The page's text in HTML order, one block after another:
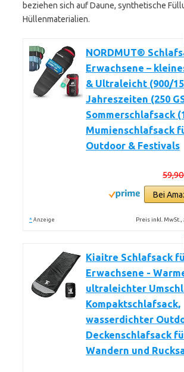
beziehen sich auf Daune, synthetische
Hüllenmaterialien.
NORDMUT®
Erwachsene –
& Ultraleicht (900/
Jahreszeiten (250
Sommerschlafsack
Mumienschlafsack
Outdoor & Festivals
Bei
* Anzeige Preis inkl.
Kiaitre Schlafsack
Erwachsene -
ultraleichter
Kompaktschlafsack,
wasserdichter
Deckenschlafsack
Wandern und